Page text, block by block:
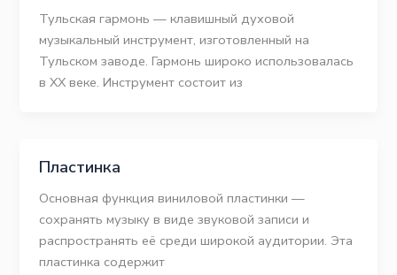
Тульская гармонь — клавишный духовой
музыкальный инструмент, изготовленный на
Тульском заводе. Гармонь широко использовалась
в XX веке. Инструмент состоит из
Пластинка
Основная функция виниловой пластинки —
сохранять музыку в виде звуковой записи и
распространять её среди широкой аудитории. Эта
пластинка содержит